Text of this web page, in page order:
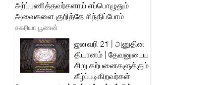
அர்ப்பணித்தவர்களாய் எப்பொழுதும்
அவைகளை குறித்தே சிந்திப்போம்
சகரியா பூணன்
ஜனவரி 21 | அனுதின
தியானம் | தேவனுடைய
சிறு கற்பனைகளுக்கும்
கீழ்ப்படிகிறவர்கள்